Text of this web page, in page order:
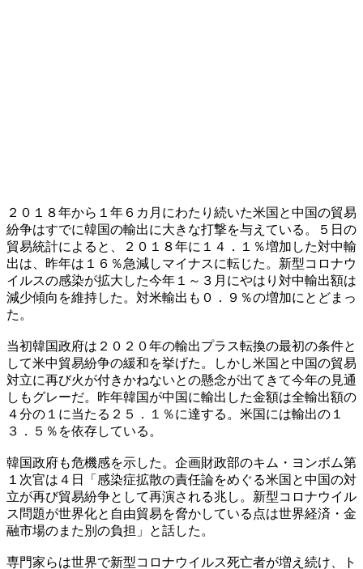
２０１８年から１年６カ月にわたり続いた米国と中国の貿易
紛争はすでに韓国の輸出に大きな打撃を与えている。５日の
貿易統計によると、２０１８年に１４．１％増加した対中輸
出は、昨年は１６％急減しマイナスに転じた。新型コロナウ
イルスの感染が拡大した今年１～３月にやはり対中輸出額は
減少傾向を維持した。対米輸出も０．９％の増加にとどまっ
た。
当初韓国政府は２０２０年の輸出プラス転換の最初の条件と
して米中貿易紛争の緩和を挙げた。しかし米国と中国の貿易
対立に再び火が付きかねないとの懸念が出てきて今年の見通
しもグレーだ。昨年韓国が中国に輸出した金額は全輸出額の
４分の１に当たる２５．１％に達する。米国には輸出の１
３．５％を依存している。
韓国政府も危機感を示した。企画財政部のキム・ヨンボム第
１次官は４日「感染症拡散の責任論をめぐる米国と中国の対
立が再び貿易紛争として再演される兆し。新型コロナウイル
ス問題が世界化と自由貿易を脅かしている点は世界経済・金
融市場のまた別の負担」と話した。
専門家らは世界で新型コロナウイルス死亡者が増え続け、ト